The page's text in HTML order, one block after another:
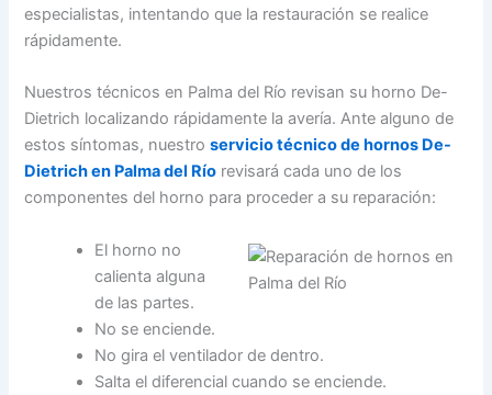
especialistas, intentando que la restauración se realice
rápidamente.
Nuestros técnicos en Palma del Río revisan su horno De-
Dietrich localizando rápidamente la avería. Ante alguno de
estos síntomas, nuestroservicio técnico de hornos De-
Dietrich en Palma del Río revisará cada uno de los
componentes del horno para proceder a su reparación:
El horno no
calienta alguna
de las partes.
No se enciende.
No gira el ventilador de dentro.
Salta el diferencial cuando se enciende.